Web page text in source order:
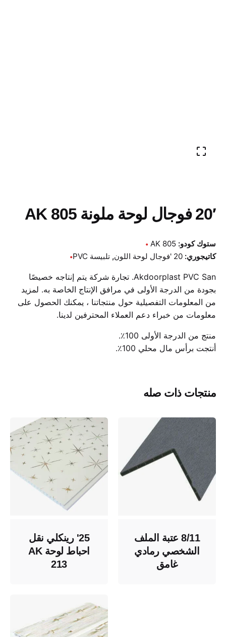
20′ فوجال لوحة ملونة AK 805
ستوك كودو: AK 805
كاتيجوري: 20 'فوجال لوحة اللون , تلبيسة PVC
Akdoorplast PVC San. تجارة شركة يتم إنتاجه خصيصًا
بجودة من الدرجة الأولى في مرافق الإنتاج الخاصة به. لمزيد
من المعلومات التفصيلية حول منتجاتنا ، يمكنك الحصول على
معلومات من خبراء دعم العملاء المحترفين لدينا.
منتج من الدرجة الأولى 100٪.
أنتجت برأس مال محلي 100٪.
منتجات ذات صله
25' رينكلي نقل
احباط لوحة AK
213
8/11 عتبة الملف
الشخصي رمادي
غامق